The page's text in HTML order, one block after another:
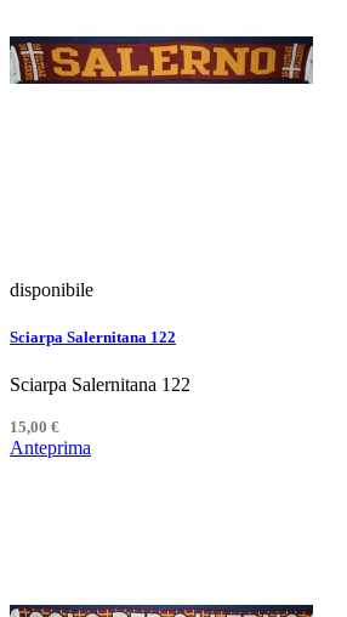
disponibile
Sciarpa Salernitana 122
Sciarpa Salernitana 122
15,00 €
Anteprima